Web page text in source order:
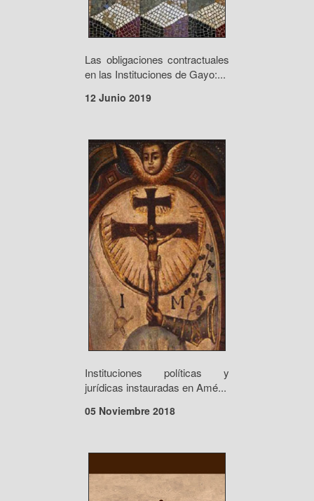
Las obligaciones contractuales
en las Instituciones de Gayo:...
12 Junio 2019
Instituciones políticas y
jurídicas instauradas en Amé...
05 Noviembre 2018